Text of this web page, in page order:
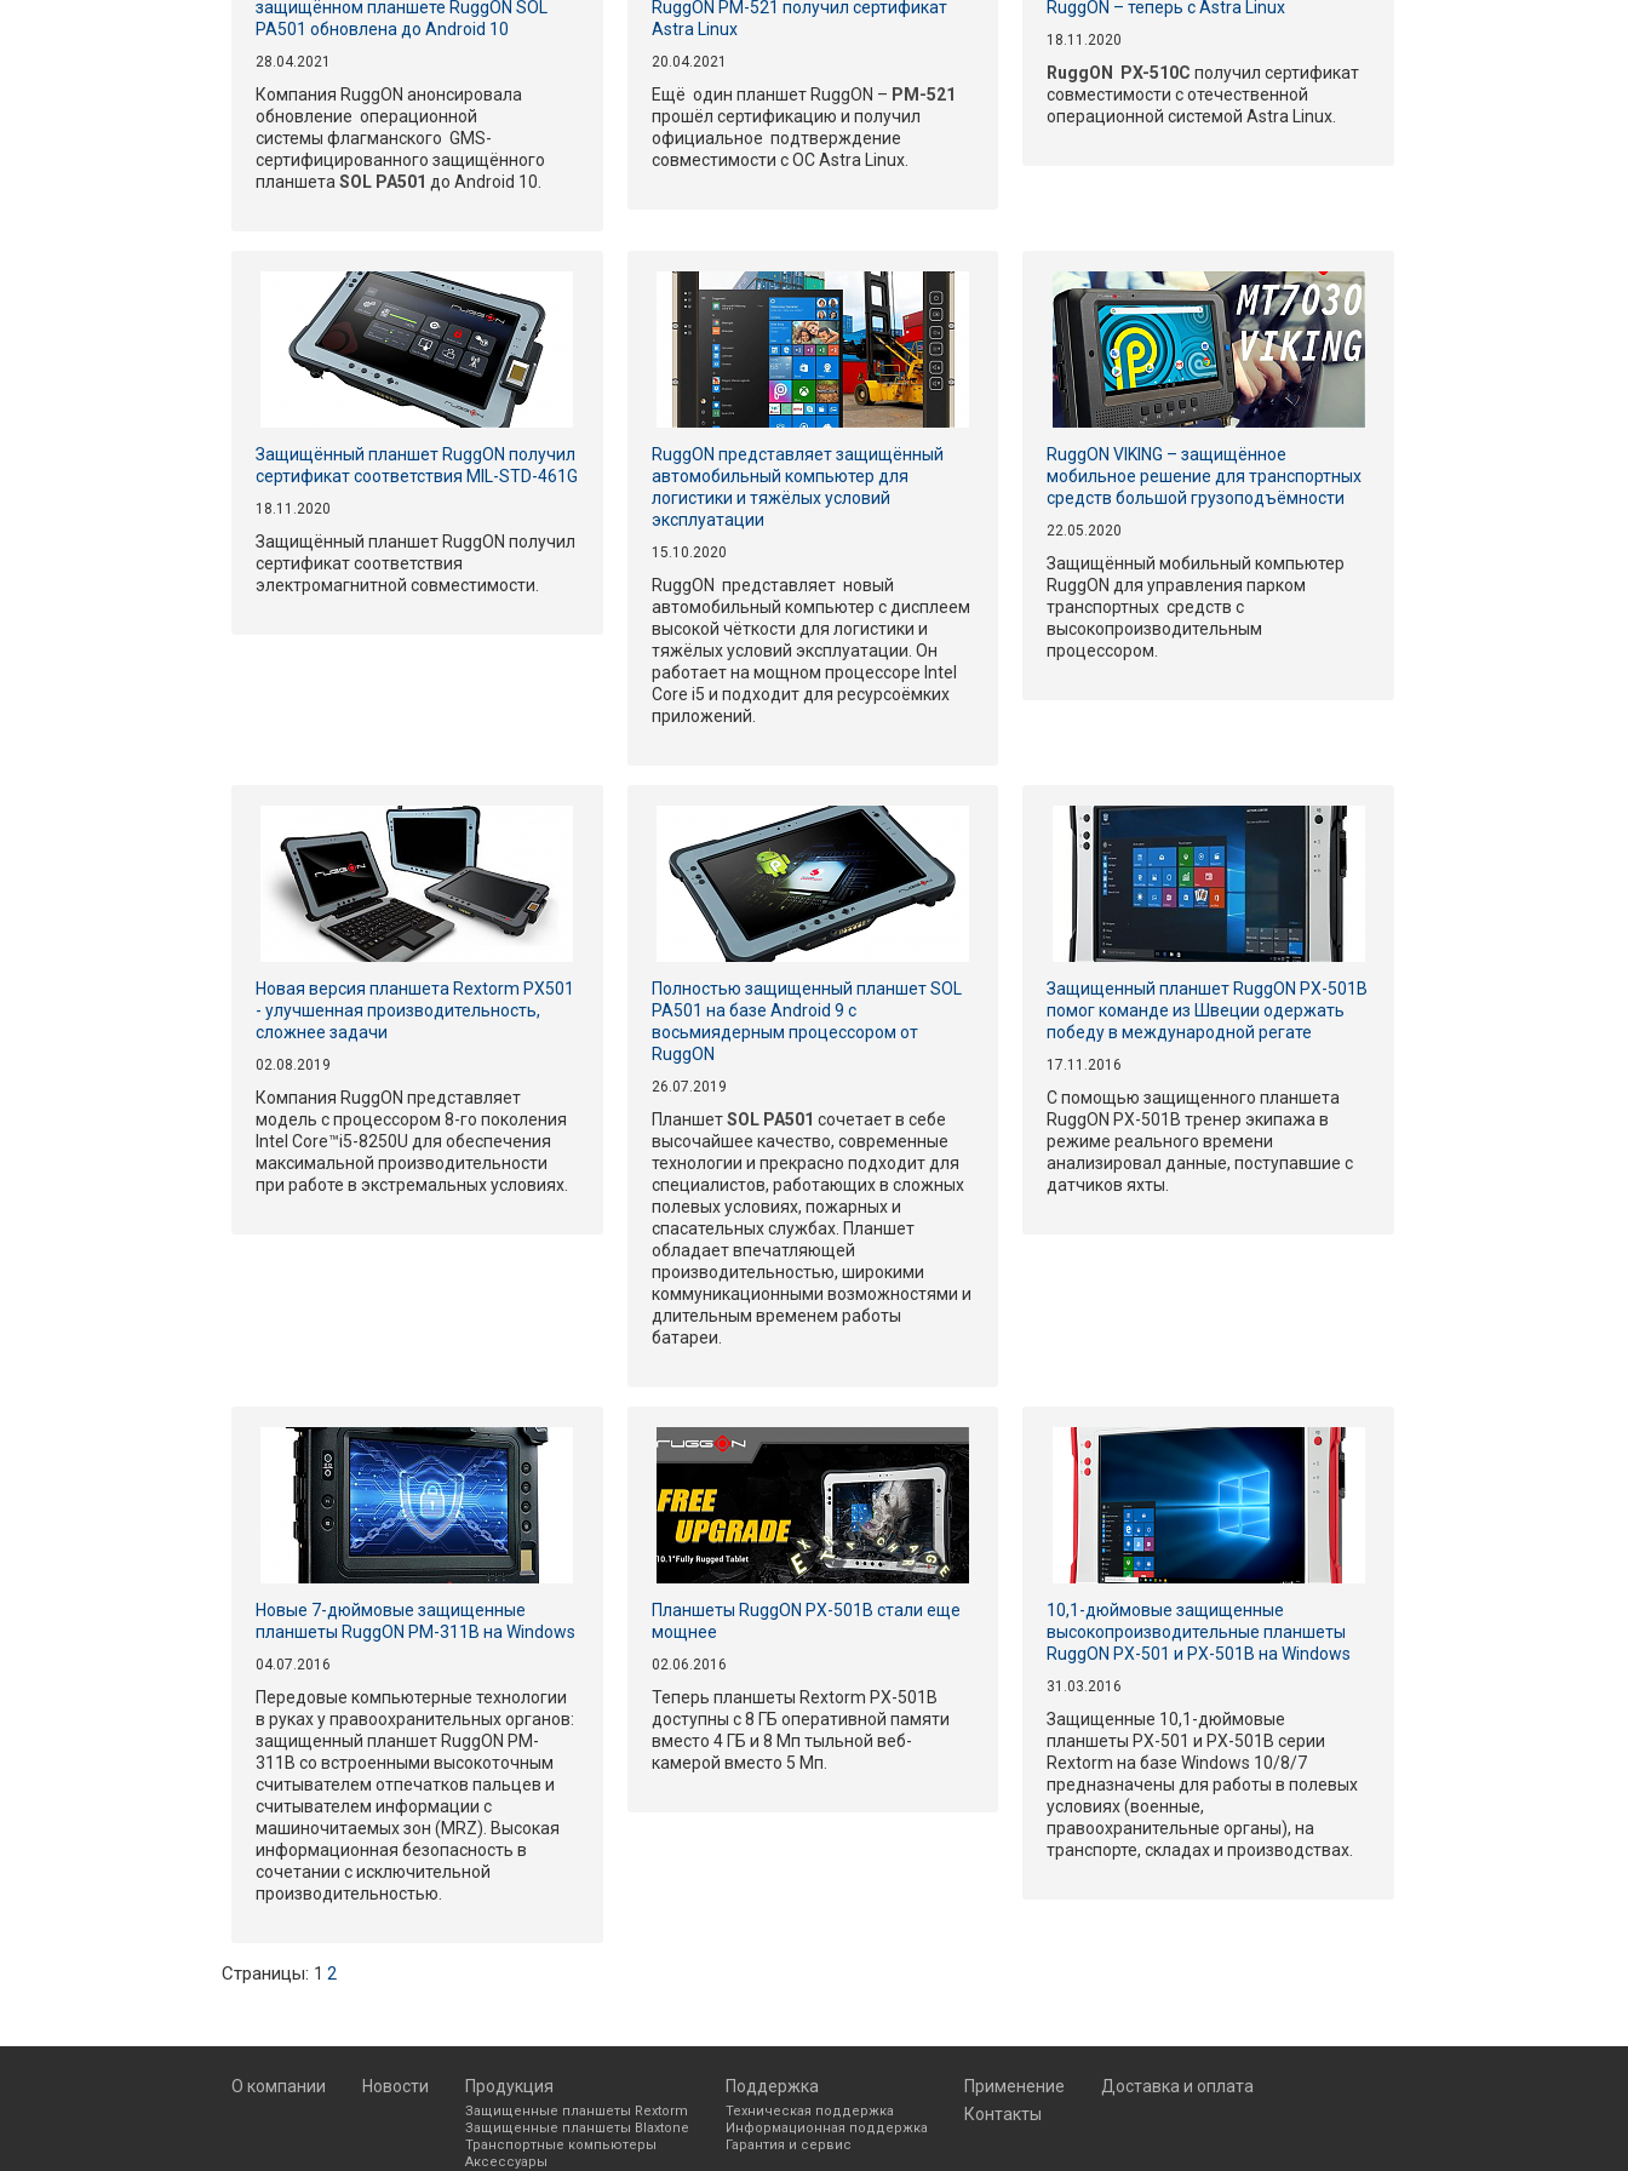
защищённом планшете RuggON SOL
PA501 обновлена до Android 10
28.04.2021
Компания RuggON анонсировала
обновление операционной
системы флагманского GMS-
сертифицированного защищённого
планшета SOL PA501 до Android 10.
RuggON PM-521 получил сертификат
Astra Linux
20.04.2021
Ещё один планшет RuggON – PM-521
прошёл сертификацию и получил
официальное подтверждение
совместимости с ОС Astra Linux.
RuggON – теперь с Astra Linux
18.11.2020
RuggON PX-510C получил сертификат
совместимости с отечественной
операционной системой Astra Linux.
Защищённый планшет RuggON получил
сертификат соответствия MIL-STD-461G
18.11.2020
Защищённый планшет RuggON получил
сертификат соответствия
электромагнитной совместимости.
RuggON представляет защищённый
автомобильный компьютер для
логистики и тяжёлых условий
эксплуатации
15.10.2020
RuggON представляет новый
автомобильный компьютер с дисплеем
высокой чёткости для логистики и
тяжёлых условий эксплуатации. Он
работает на мощном процессоре Intel
Core i5 и подходит для ресурсоёмких
приложений.
RuggON VIKING – защищённое
мобильное решение для транспортных
средств большой грузоподъёмности
22.05.2020
Защищённый мобильный компьютер
RuggON для управления парком
транспортных средств с
высокопроизводительным
процессором.
Новая версия планшета Rextorm PX501
- улучшенная производительность,
сложнее задачи
02.08.2019
Компания RuggON представляет
модель с процессором 8-го поколения
Intel Core™i5-8250U для обеспечения
максимальной производительности
при работе в экстремальных условиях.
Полностью защищенный планшет SOL
PA501 на базе Android 9 с
восьмиядерным процессором от
RuggON
26.07.2019
ПланшетSOL PA501 сочетает в себе
высочайшее качество, современные
технологии и прекрасно подходит для
специалистов, работающих в сложных
полевых условиях, пожарных и
спасательных службах. Планшет
обладает впечатляющей
производительностью, широкими
коммуникационными возможностями и
длительным временем работы
батареи.
Защищенный планшет RuggON PX-501B
помог команде из Швеции одержать
победу в международной регате
17.11.2016
С помощью защищенного планшета
RuggON PX-501B тренер экипажа в
режиме реального времени
анализировал данные, поступавшие с
датчиков яхты.
Новые 7-дюймовые защищенные
планшеты RuggON PM-311B на Windows
04.07.2016
Передовые компьютерные технологии
в руках у правоохранительных органов:
защищенный планшет RuggON PM-
311B со встроенными высокоточным
считывателем отпечатков пальцев и
считывателем информации с
машиночитаемых зон (MRZ). Высокая
информационная безопасность в
сочетании с исключительной
производительностью.
Планшеты RuggON PX-501B стали еще
мощнее
02.06.2016
Теперь планшеты Rextorm PX-501B
доступны с 8 ГБ оперативной памяти
вместо 4 ГБ и 8 Мп тыльной веб-
камерой вместо 5 Мп.
10,1-дюймовые защищенные
высокопроизводительные планшеты
RuggON PX-501 и PX-501B на Windows
31.03.2016
Защищенные 10,1-дюймовые
планшеты PX-501 и PX-501B серии
Rextorm на базе Windows 10/8/7
предназначены для работы в полевых
условиях (военные,
правоохранительные органы), на
транспорте, складах и производствах.
Страницы: 1 2
О компании Новости Продукция
Защищенные планшеты Rextorm
Защищенные планшеты Blaxtone
Транспортные компьютеры
Аксессуары
Поддержка
Техническая поддержка
Информационная поддержка
Гарантия и сервис
Применение
Доставка и оплата
Контакты